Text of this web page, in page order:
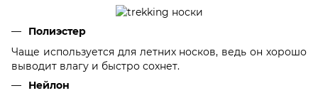
Полиэстер
Чаще используется для летних носков, ведь он хорошо
выводит влагу и быстро сохнет.
Нейлон